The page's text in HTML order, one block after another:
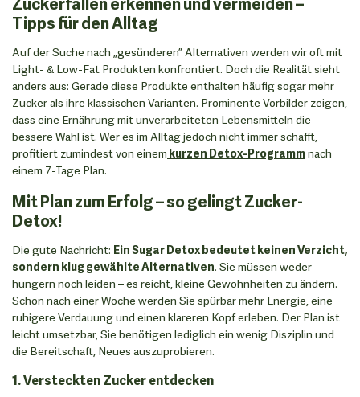
Tipps für den Alltag
Auf der Suche nach „gesünderen” Alternativen werden wir oft mit
Light- & Low-Fat Produkten konfrontiert. Doch die Realität sieht
anders aus: Gerade diese Produkte enthalten häufig sogar mehr
Zucker als ihre klassischen Varianten. Prominente Vorbilder zeigen,
dass eine Ernährung mit unverarbeiteten Lebensmitteln die
bessere Wahl ist. Wer es im Alltag jedoch nicht immer schafft,
profitiert zumindest von einem kurzen Detox-Programmnach
einem 7-Tage Plan.
Mit Plan zum Erfolg – so gelingt Zucker-
Detox!
Die gute Nachricht: Ein Sugar Detox bedeutet keinen Verzicht,
sondern klug gewählte Alternativen. Sie müssen weder
hungern noch leiden – es reicht, kleine Gewohnheiten zu ändern.
Schon nach einer Woche werden Sie spürbar mehr Energie, eine
ruhigere Verdauung und einen klareren Kopf erleben. Der Plan ist
leicht umsetzbar, Sie benötigen lediglich ein wenig Disziplin und
die Bereitschaft, Neues auszuprobieren.
1. Versteckten Zucker entdecken